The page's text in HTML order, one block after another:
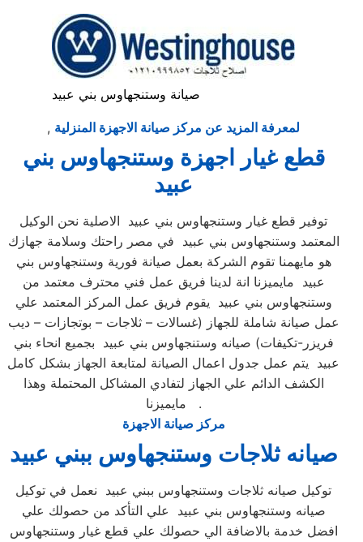
صيانة وستنجهاوس بني عبيد
, لمعرفة المزيد عن مركز صيانة الاجهزة المنزلية
قطع غيار اجهزة وستنجهاوس بني
عبيد
توفير قطع غيار وستنجهاوس بني عبيد الاصلية نحن الوكيل
المعتمد وستنجهاوس بني عبيد في مصر راحتك وسلامة جهازك
هو مايهمنا تقوم الشركة بعمل صيانة فورية وستنجهاوس بني
عبيد مايميزنا انة لدينا فريق عمل فني محترف معتمد من
وستنجهاوس بني عبيد يقوم فريق عمل المركز المعتمد علي
عمل صيانة شاملة للجهاز (غسالات – ثلاجات – بوتجازات – ديب
فريزر-تكيفات) صيانه وستنجهاوس بني عبيد بجميع انحاء بني
عبيد يتم عمل جدول اعمال الصيانة لمتابعة الجهاز بشكل كامل
الكشف الدائم علي الجهاز لتفادي المشاكل المحتملة وهذا
مايميزنا .
مركز صيانة الاجهزة
صيانه ثلاجات وستنجهاوس ببني عبيد
توكيل صيانه ثلاجات وستنجهاوس ببني عبيد نعمل في توكيل
صيانه وستنجهاوس بني عبيد علي التأكد من حصولك علي
افضل خدمة بالاضافة الي حصولك علي قطع غيار وستنجهاوس